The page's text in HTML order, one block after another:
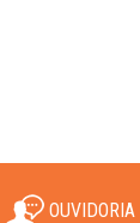
OUVIDORIA